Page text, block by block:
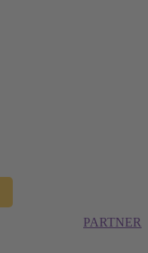
PARTNER